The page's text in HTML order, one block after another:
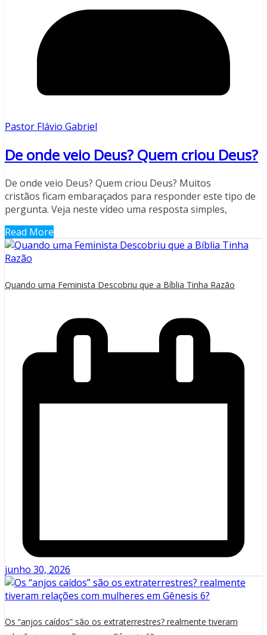
Pastor Flávio Gabriel
De onde veio Deus? Quem criou Deus?
De onde veio Deus? Quem criou Deus? Muitos
cristãos ficam embaraçados para responder este tipo de
pergunta. Veja neste vídeo uma resposta simples,
Read More
Quando uma Feminista Descobriu que a Bíblia Tinha Razão
junho 30, 2026
Os “anjos caídos” são os extraterrestres? realmente tiveram